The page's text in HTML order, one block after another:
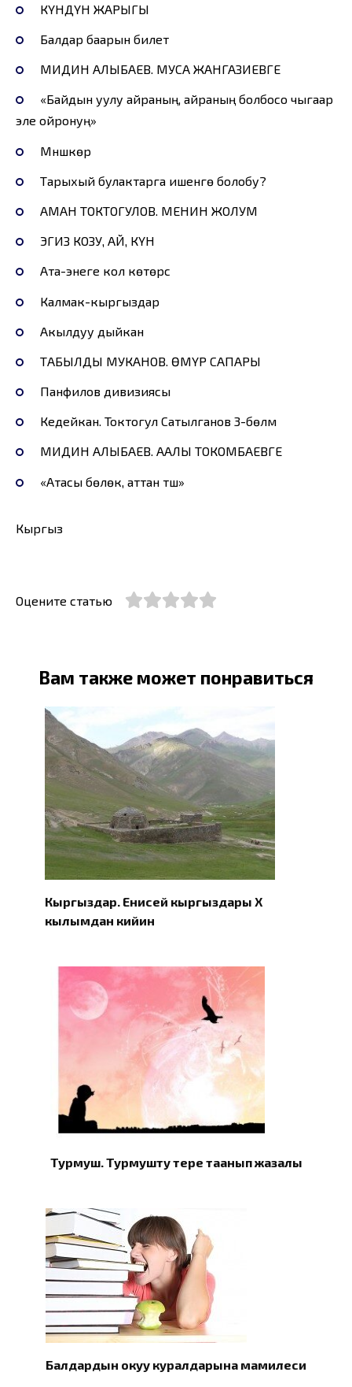
КҮНДҮН ЖАРЫГЫ
Балдар баарын билет
МИДИН АЛЫБАЕВ. МУСА ЖАНГАЗИЕВГЕ
«Байдын уулу айраның, айраның болбосо чыгаар
эле ойронуң»
Мүнүшкөр
Тарыхый булактарга ишенүүгө болобу?
АМАН ТОКТОГУЛОВ. МЕНИН ЖОЛУМ
ЭГИЗ КОЗУ, АЙ, КҮН
Ата-энеге кол көтөрүүсү
Калмак-кыргыздар
Акылдуу дыйкан
ТАБЫЛДЫ МУКАНОВ. ӨМҮР САПАРЫ
Панфилов дивизиясы
Кедейкан. Токтогул Сатылганов 3-бөлүм
МИДИН АЛЫБАЕВ. ААЛЫ ТОКОМБАЕВГЕ
«Атасы бөлөк, аттан түш»
Кыргыз
Оцените статью
Вам также может понравиться
Кыргыздар. Eнисей кыргыздары X
кылымдан кийин
Турмуш. Турмушту терең таанып жазалы
Балдардын окуу куралдарына мамилеси